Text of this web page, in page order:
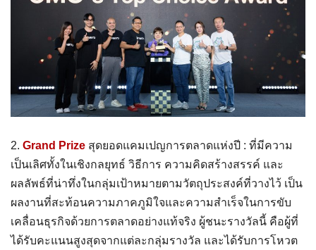
2. Grand Prize สุดยอดแคมเปญการตลาดแห่งปี : ที่มีความ
เป็นเลิศทั้งในเชิงกลยุทธ์ วิธีการ ความคิดสร้างสรรค์ และ
ผลลัพธ์ที่น่าทึ่งในกลุ่มเป้าหมายตามวัตถุประสงค์ที่วางไว้ เป็น
ผลงานที่สะท้อนความภาคภูมิใจและความสำเร็จในการขับ
เคลื่อนธุรกิจด้วยการตลาดอย่างแท้จริง ผู้ชนะรางวัลนี้ คือผู้ที่
ได้รับคะแนนสูงสุดจากแต่ละกลุ่มรางวัล และได้รับการโหวต